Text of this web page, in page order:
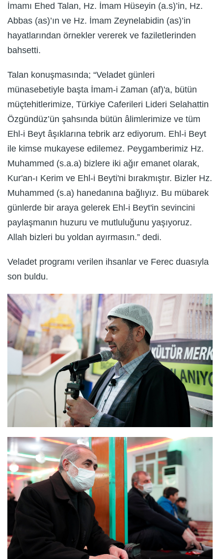
İmamı Ehed Talan, Hz. İmam Hüseyin (a.s)’in, Hz.
Abbas (as)’ın ve Hz. İmam Zeynelabidin (as)’in
hayatlarından örnekler vererek ve faziletlerinden
bahsetti.
Talan konuşmasında; “Veladet günleri
münasebetiyle başta İmam-i Zaman (af)'a, bütün
müçtehitlerimize, Türkiye Caferileri Lideri Selahattin
Özgündüz’ün şahsında bütün âlimlerimize ve tüm
Ehl-i Beyt âşıklarına tebrik arz ediyorum. Ehl-i Beyt
ile kimse mukayese edilemez. Peygamberimiz Hz.
Muhammed (s.a.a) bizlere iki ağır emanet olarak,
Kur'an-ı Kerim ve Ehl-i Beyti'ni bırakmıştır. Bizler Hz.
Muhammed (s.a) hanedanına bağlıyız. Bu mübarek
günlerde bir araya gelerek Ehl-i Beyt'in sevincini
paylaşmanın huzuru ve mutluluğunu yaşıyoruz.
Allah bizleri bu yoldan ayırmasın.” dedi.
Veladet programı verilen ihsanlar ve Ferec duasıyla
son buldu.